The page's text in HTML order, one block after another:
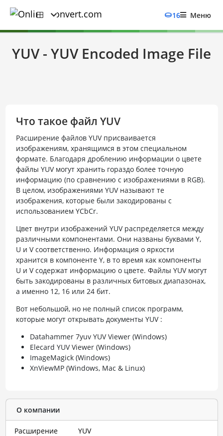
16 Меню
YUV - YUV Encoded Image File
Что такое файл YUV
Расширение файлов YUV присваивается
изображениям, хранящимся в этом специальном
формате. Благодаря дроблению информации о цвете
файлы YUV могут хранить гораздо более точную
информацию (по сравнению с изображениями в RGB).
В целом, изображениями YUV называют те
изображения, которые были закодированы с
использованием YCbCr.
Цвет внутри изображений YUV распределяется между
различными компонентами. Они названы буквами Y,
U и V соответственно. Информация о яркости
хранится в компоненте Y, в то время как компоненты
U и V содержат информацию о цвете. Файлы YUV могут
быть закодированы в различных битовых диапазонах,
а именно 12, 16 или 24 бит.
Вот небольшой, но не полный список программ,
которые могут открывать документы YUV :
Datahammer 7yuv YUV Viewer (Windows)
Elecard YUV Viewer (Windows)
ImageMagick (Windows)
XnViewMP (Windows, Mac & Linux)
О компании
Расширение YUV